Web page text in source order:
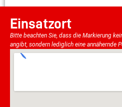
Einsatzort
Bitte beachten Sie, dass die Markierung
angibt, sondern lediglich eine annähernde